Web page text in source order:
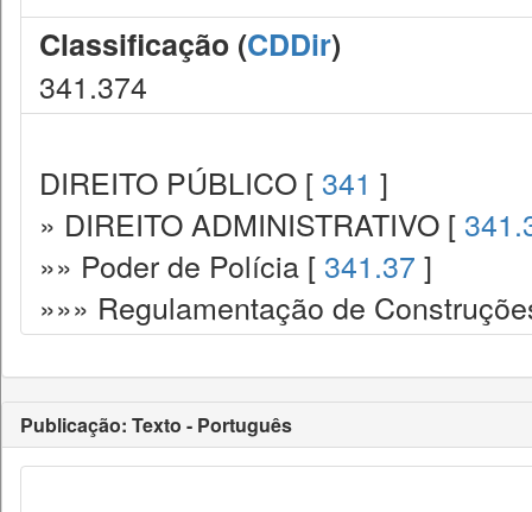
Classificação (CDDir)
341.374
DIREITO PÚBLICO [ 341 ]
» DIREITO ADMINISTRATIVO [
»» Poder de Polícia [ 341.37 ]
»»» Regulamentação de
Publicação: Texto - Português